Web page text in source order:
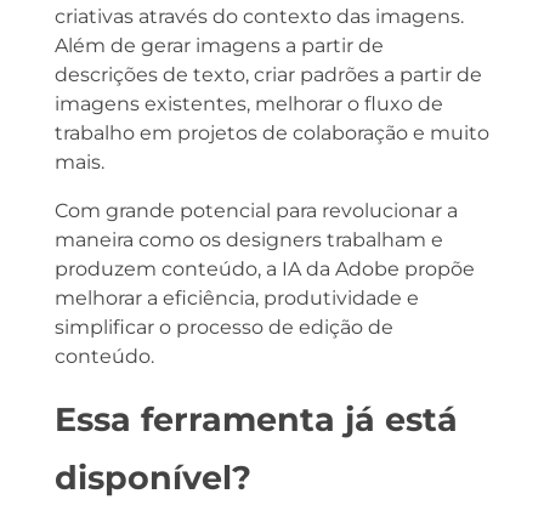
criativas através do contexto das imagens.
Além de gerar imagens a partir de
descrições de texto, criar padrões a partir de
imagens existentes, melhorar o fluxo de
trabalho em projetos de colaboração e muito
mais.
Com grande potencial para revolucionar a
maneira como os designers trabalham e
produzem conteúdo, a IA da Adobe propõe
melhorar a eficiência, produtividade e
simplificar o processo de edição de
conteúdo.
Essa ferramenta já está
disponível?